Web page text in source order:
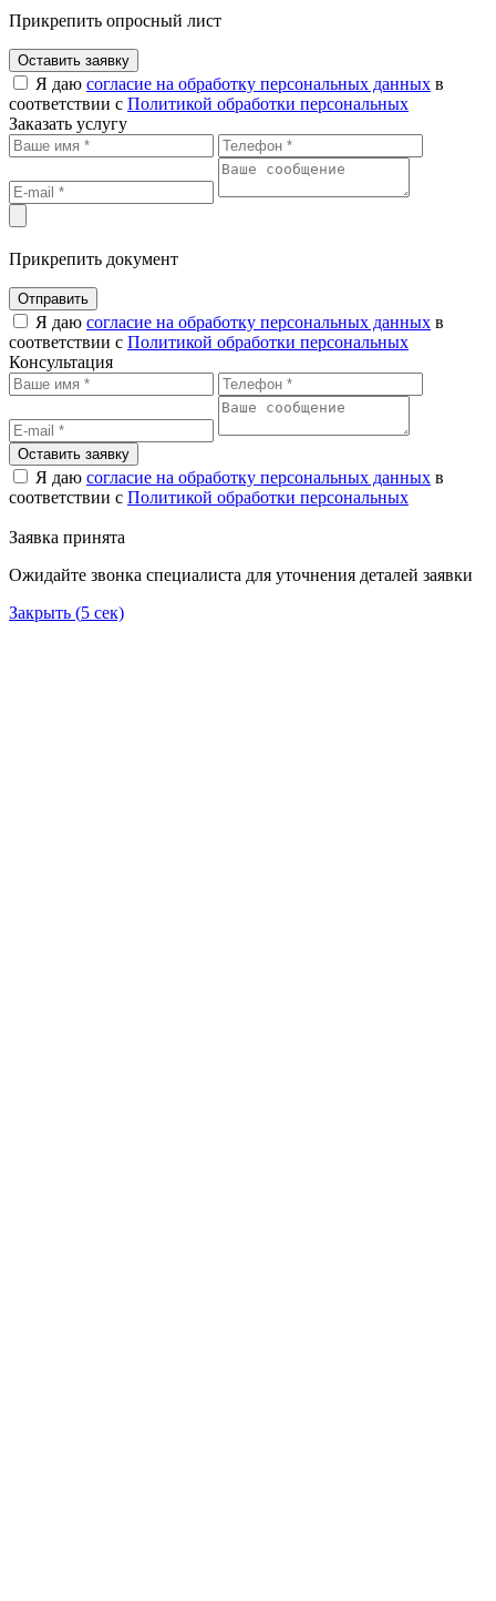
Прикрепить опросный лист
Оставить заявку
Я даю согласие на обработку персональных данных в
соответствии с Политикой обработки персональных
Заказать услугу
Прикрепить документ
Отправить
Я даю согласие на обработку персональных данных в
соответствии с Политикой обработки персональных
Консультация
Оставить заявку
Я даю согласие на обработку персональных данных в
соответствии с Политикой обработки персональных
Заявка принята
Ожидайте звонка специалиста для уточнения деталей заявки
Закрыть (5 сек)